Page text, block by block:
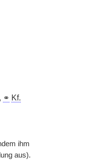
⚭ Kf.
ihm
aus).